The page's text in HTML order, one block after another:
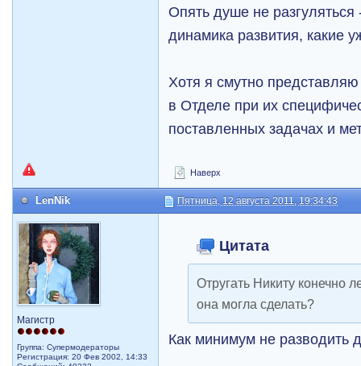
Опять душе не
динамика развития, какие
Хотя я смутно
в Отделе при их
поставленных задачах и
Наверх
LenNik Пятница, 12 августа 2011, 19:34:43
Магистр
Группа: Супермодераторы
Регистрация: 20 Фев 2002, 14:33
Цитата
Отругать Никиту конечно
она могла сделать?
Как минимум не разводить